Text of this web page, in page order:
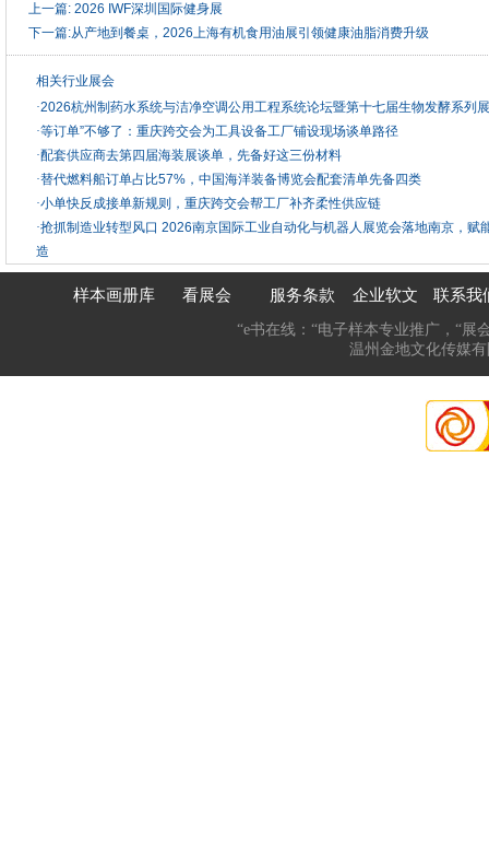
上一篇: 2026 IWF深圳国际健身展
下一篇:从产地到餐桌，2026上海有机食用油展引领健康油脂消费升级
相关行业展会
·2026杭州制药水系统与洁净空调公用工程系统论坛暨第十七届生物发酵系列展
·等订单”不够了：重庆跨交会为工具设备工厂铺设现场谈单路径
·配套供应商去第四届海装展谈单，先备好这三份材料
·替代燃料船订单占比57%，中国海洋装备博览会配套清单先备四类
·小单快反成接单新规则，重庆跨交会帮工厂补齐柔性供应链
·抢抓制造业转型风口 2026南京国际工业自动化与机器人展览会落地南京，赋
造
样本画册库 看展会 服务条款 企业软文 联系我
“e书在线：“电子样本专业推广，“展
温州金地文化传媒